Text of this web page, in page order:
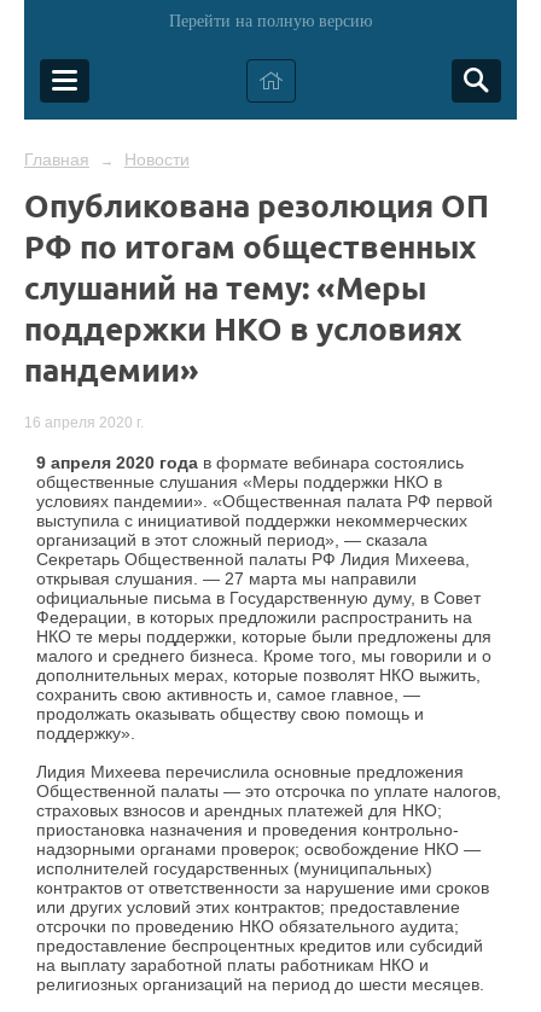
Перейти на полную версию
Главная → Новости
Опубликована резолюция ОП
РФ по итогам общественных
слушаний на тему: «Меры
поддержки НКО в условиях
пандемии»
16 апреля 2020 г.
9 апреля 2020 года в формате вебинара состоялись
общественные слушания «Меры поддержки НКО в
условиях пандемии». «Общественная палата РФ первой
выступила с инициативой поддержки некоммерческих
организаций в этот сложный период», — сказала
Секретарь Общественной палаты РФ Лидия Михеева,
открывая слушания. — 27 марта мы направили
официальные письма в Государственную думу, в Совет
Федерации, в которых предложили распространить на
НКО те меры поддержки, которые были предложены для
малого и среднего бизнеса. Кроме того, мы говорили и о
дополнительных мерах, которые позволят НКО выжить,
сохранить свою активность и, самое главное, —
продолжать оказывать обществу свою помощь и
поддержку».
Лидия Михеева перечислила основные предложения
Общественной палаты — это отсрочка по уплате налогов,
страховых взносов и арендных платежей для НКО;
приостановка назначения и проведения контрольно-
надзорными органами проверок; освобождение НКО —
исполнителей государственных (муниципальных)
контрактов от ответственности за нарушение ими сроков
или других условий этих контрактов; предоставление
отсрочки по проведению НКО обязательного аудита;
предоставление беспроцентных кредитов или субсидий
на выплату заработной платы работникам НКО и
религиозных организаций на период до шести месяцев.